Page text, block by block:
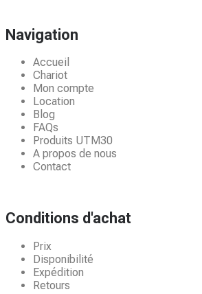
Navigation
Accueil
Chariot
Mon compte
Location
Blog
FAQs
Produits UTM30
A propos de nous
Contact
Conditions d'achat
Prix
Disponibilité
Expédition
Retours